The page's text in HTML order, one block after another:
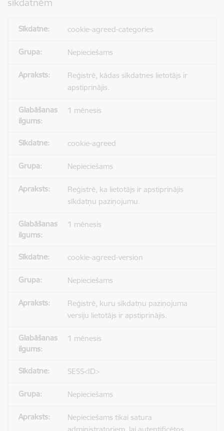
sīkdatnēm
cookie-agreed-categories
Nepieciešams
Reģistrē, kādas sīkdatnes lietotājs ir
apstiprinājis.
1 mēnesis
cookie-agreed
Nepieciešams
Reģistrē, ka lietotājs ir apstiprinājis
sīkdatņu paziņojumu.
1 mēnesis
cookie-agreed-version
Nepieciešams
Reģistrē, kuru sīkdatņu paziņojuma
versiju lietotājs ir apstiprinājis.
1 mēnesis
SESS<ID>
Nepieciešams
Nepieciešams tikai satura